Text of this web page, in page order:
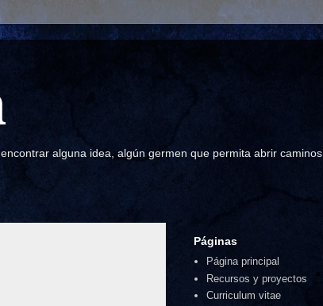
alguna idea, algún germen que permita abrir caminos,
Páginas
Página principal
Recursos y proyectos
Curriculum vitae